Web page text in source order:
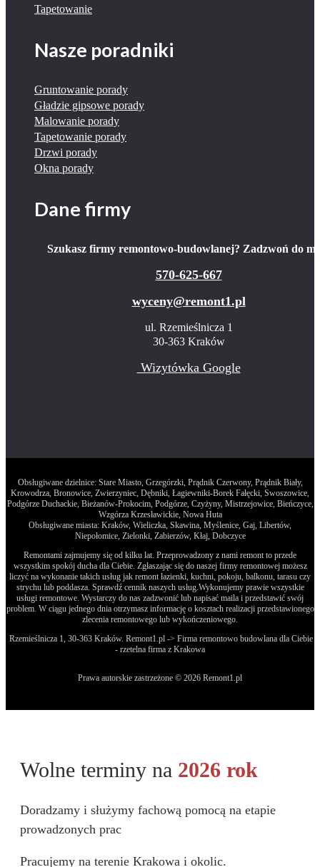
Tapetowanie
Nasze poradniki
Gruntowanie porady
Gładzie gipsowe porady
Malowanie porady
Tapetowanie porady
Drzwi porady
Okna porady
Dane firmy
Szukasz firmy remontowo-budowlanej? Zadzwoń do
570-625-667
wyceny@remont1.pl
ul. Rzemieślnicza 1
30-363 Kraków
Wizytówka Google
Obsługiwane dzielnice: Stare Miasto, Grzegórzki, Prądnik Czerwony, Prądnik Biały,
Krowodrza, Bronowice, Zwierzyniec, Dębniki, Łagiewniki-Borek Fałęcki, Swoszowice,
Podgórze Duchackie, Bieżanów-Prokocim, Podgórze, Czyżyny, Mistrzejowice, Bieńczyce,
Wzgórza Krzesławickie, Nowa Huta
Obsługiwane miasta: Kraków, Wieliczka, Skawina, Myślenice, Gaj, Libertów,
Niepołomice, Zielonki, Zabierzów, Kłaj, Dobczyce
Remontami zajmujemy się od kilku lat. Przeprowadzony z nami remont to przede
wszystkim spokój ducha dla Ciebie. Zgłaszając się do naszej firmy remontowej możesz
liczyć na wykonanie takich usług jak remont łazienki, kuchni, pokoju, balkonu, tarasu czy
strychu lub poddasza. Sprawdź cennik naszych usług.Wykonujemy prawie wszystkie
usługi remontowe. Wystarczy do nas zadzwonić lub napisać maila i przedstawić swój
problem. W ciągu jednego dnia otrzymasz informację o kosztach realizacji przedstawionego
zlecenia remontowego lub wykończeniowego.
Rzemieślnicza 1, 30-363 Kraków. Remont1.pl -> Firma remontowo budowlana dla Ciebie
- rzetelna firma z Krakowa
Prawa autorskie zastrzeżone © 2026 Remont1.pl
Wolne terminy na 2026 rok
Doradzamy i służymy fachową pomocą na etapie
prowadzonych prac
Pracujemy na terenie Krakowa i okolic.